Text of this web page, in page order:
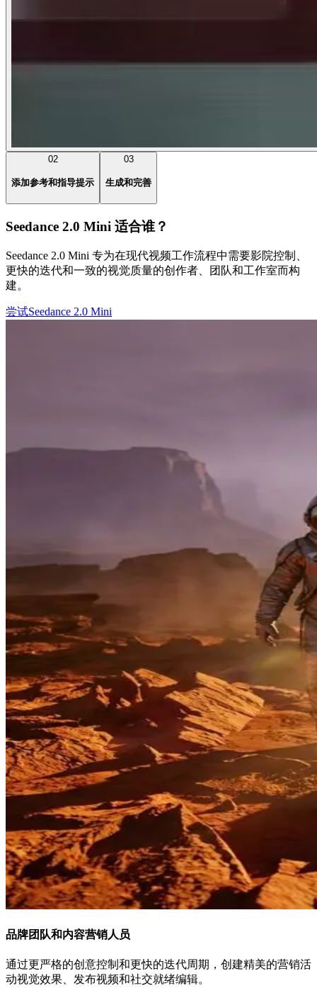
02
添加参考和指导提示
03
生成和完善
Seedance 2.0 Mini 适合谁？
Seedance 2.0 Mini 专为在现代视频工作流程中需要影院控制、
更快的迭代和一致的视觉质量的创作者、团队和工作室而构
建。
尝试Seedance 2.0 Mini
品牌团队和内容营销人员
通过更严格的创意控制和更快的迭代周期，创建精美的营销活
动视觉效果、发布视频和社交就绪编辑。